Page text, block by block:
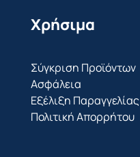
Χρήσιμα
Σύγκριση Προϊόντων
Ασφάλεια
Εξέλιξη Παραγγελίας
Πολιτική Απορρήτου